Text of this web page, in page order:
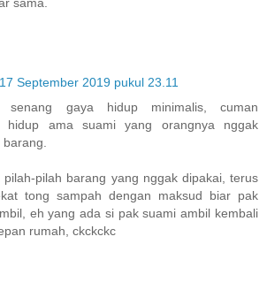
17 September 2019 pukul 23.11
senang gaya hidup minimalis, cuman
hidup ama suami yang orangnya nggak
pilah-pilah barang yang nggak dipakai, terus
tong sampah dengan maksud biar pak
eh yang ada si pak suami ambil kembali
rumah, ckckckc